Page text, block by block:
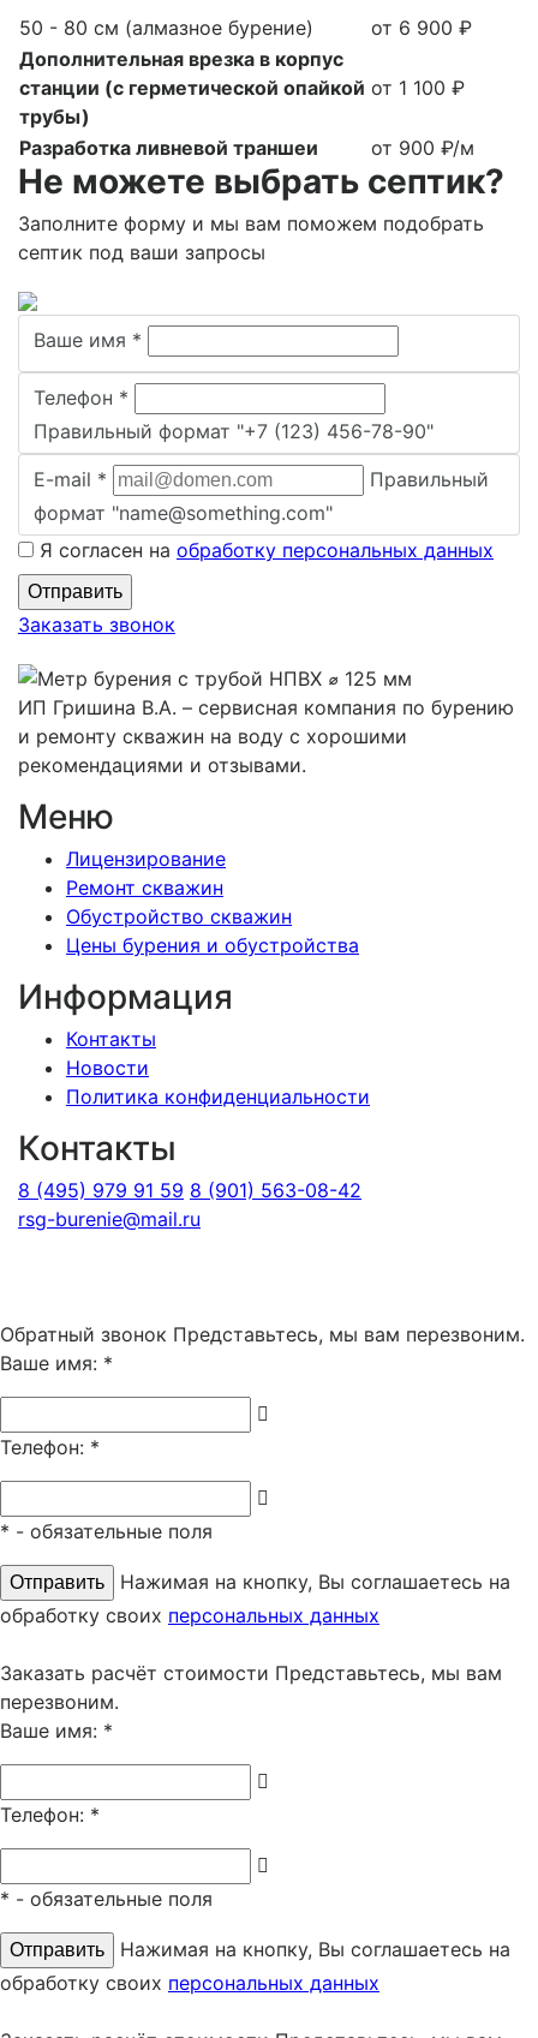
50 - 80 см (алмазное бурение)
от 6 900 ₽
Дополнительная врезка в корпус
станции (с герметической опайкой
трубы)
от 1 100 ₽
Разработка ливневой траншеи от 900 ₽/м
Не можете выбрать септик?
Заполните форму и мы вам поможем подобрать
септик под ваши запросы
Ваше имя *
Телефон *
Правильный формат "+7 (123) 456-78-90"
E-mail *
Правильный
формат "name@something.com"
Я согласен на обработку персональных данных
Заказать звонок
ИП Гришина В.А. – сервисная компания по бурению
и ремонту скважин на воду с хорошими
рекомендациями и отзывами.
Меню
Лицензирование
Ремонт скважин
Обустройство скважин
Цены бурения и обустройства
Информация
Контакты
Новости
Политика конфиденциальности
Контакты
8 (495) 979 91 59 8 (901) 563-08-42
rsg-burenie@mail.ru
Обратный звонок Представьтесь, мы вам перезвоним.
Ваше имя: *
Телефон: *
* - обязательные поля
Нажимая на кнопку, Вы соглашаетесь на
обработку своих персональных данных
Заказать расчёт стоимости Представьтесь, мы вам
перезвоним.
Ваше имя: *
Телефон: *
* - обязательные поля
Нажимая на кнопку, Вы соглашаетесь на
обработку своих персональных данных